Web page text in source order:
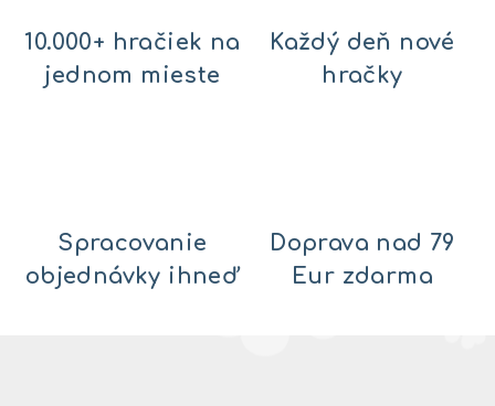
10.000+ hračiek na
jednom mieste
Každý deň nové
hračky
Spracovanie
objednávky ihneď
Doprava nad 79
Eur zdarma